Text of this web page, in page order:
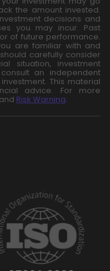
the amount invested.
decisions and
you may incur. Past
of future performance.
are familiar with and
carefully consider
situation, investment
an independent
This material
advice. For more
and Risk Warning.